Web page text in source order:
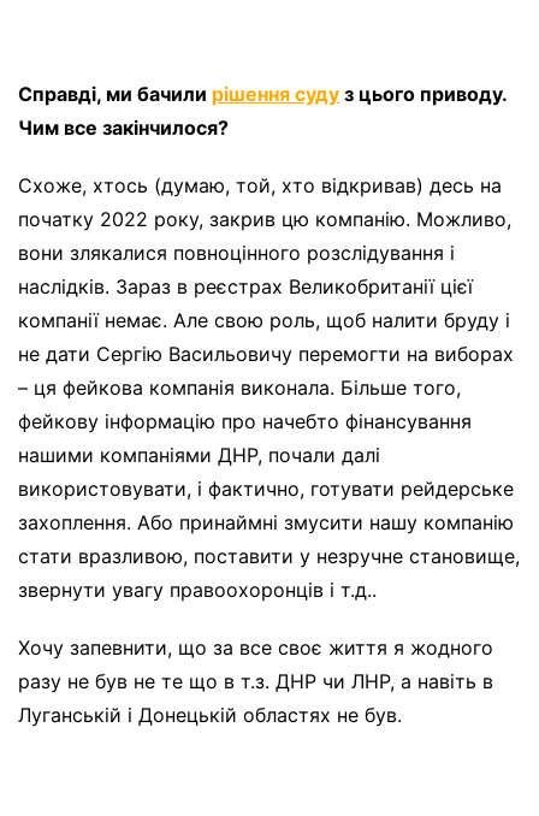
Справді, ми бачили рішення суду з цього приводу.
Чим все закінчилося?
Схоже, хтось (думаю, той, хто відкривав) десь на
початку 2022 року, закрив цю компанію. Можливо,
вони злякалися повноцінного розслідування і
наслідків. Зараз в реєстрах Великобританії цієї
компанії немає. Але свою роль, щоб налити бруду і
не дати Сергію Васильовичу перемогти на виборах
– ця фейкова компанія виконала. Більше того,
фейкову інформацію про начебто фінансування
нашими компаніями ДНР, почали далі
використовувати, і фактично, готувати рейдерське
захоплення. Або принаймні змусити нашу компанію
стати вразливою, поставити у незручне становище,
звернути увагу правоохоронців і т.д..
Хочу запевнити, що за все своє життя я жодного
разу не був не те що в т.з. ДНР чи ЛНР, а навіть в
Луганській і Донецькій областях не був.